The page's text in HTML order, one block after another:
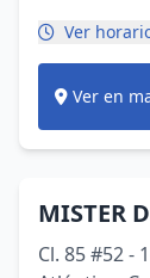
Ver
Ver en
MISTER
Cl. 85 #52 -